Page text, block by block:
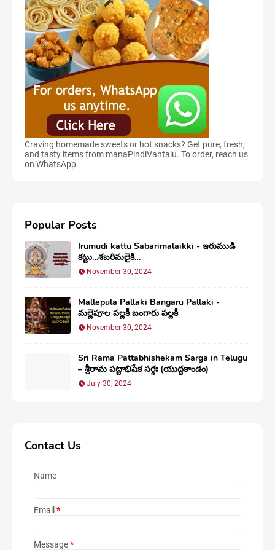
Craving homemade sweets or hot snacks? Get pure, fresh,
and tasty items from manaPindiVantalu. To order, reach us
on WhatsApp.
Popular Posts
Irumudi kattu Sabarimalaikki - ఇరుముడి
కట్టు…శబరిమలైకి…
November 30, 2024
Mallepula Pallaki Bangaru Pallaki -
మల్లెపూల పల్లకీ బంగారు పల్లకీ
November 30, 2024
Sri Rama Pattabhishekam Sarga in Telugu
– శ్రీరామ పట్టాభిషేక సర్గః (యుద్ధకాండం)
July 30, 2024
Contact Us
Name
Email *
Message*